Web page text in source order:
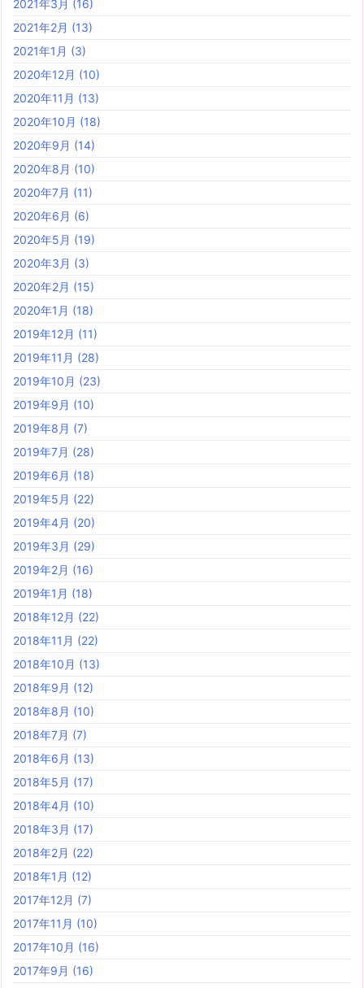
2021年3月 (16)
2021年2月 (13)
2021年1月 (3)
2020年12月 (10)
2020年11月 (13)
2020年10月 (18)
2020年9月 (14)
2020年8月 (10)
2020年7月 (11)
2020年6月 (6)
2020年5月 (19)
2020年3月 (3)
2020年2月 (15)
2020年1月 (18)
2019年12月 (11)
2019年11月 (28)
2019年10月 (23)
2019年9月 (10)
2019年8月 (7)
2019年7月 (28)
2019年6月 (18)
2019年5月 (22)
2019年4月 (20)
2019年3月 (29)
2019年2月 (16)
2019年1月 (18)
2018年12月 (22)
2018年11月 (22)
2018年10月 (13)
2018年9月 (12)
2018年8月 (10)
2018年7月 (7)
2018年6月 (13)
2018年5月 (17)
2018年4月 (10)
2018年3月 (17)
2018年2月 (22)
2018年1月 (12)
2017年12月 (7)
2017年11月 (10)
2017年10月 (16)
2017年9月 (16)